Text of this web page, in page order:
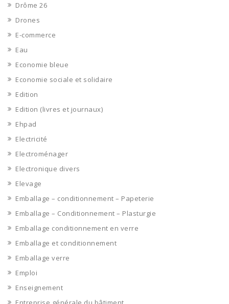
Drôme 26
Drones
E-commerce
Eau
Economie bleue
Economie sociale et solidaire
Edition
Edition (livres et journaux)
Ehpad
Electricité
Electroménager
Electronique divers
Elevage
Emballage – conditionnement – Papeterie
Emballage – Conditionnement – Plasturgie
Emballage conditionnement en verre
Emballage et conditionnement
Emballage verre
Emploi
Enseignement